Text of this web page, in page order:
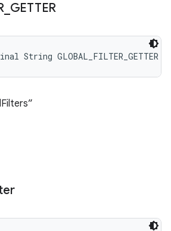
_ GETTER
String GLOBAL_FILTER_GETTER